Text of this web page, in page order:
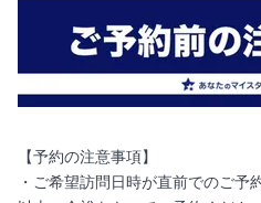
【予約の注意事項】
・ご希望訪問日時が直前でのご予